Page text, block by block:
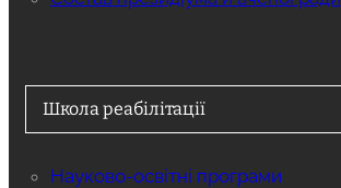
Школа реабілітації
Науково-освітні програми